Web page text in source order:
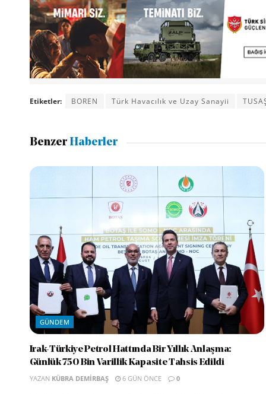
Etiketler: BOREN Türk Havacılık ve Uzay Sanayii
BenzerHaberler
GÜNDEM
Irak-Türkiye Petrol Hattında Bir Yıllık Anlaşma:
Günlük 750 Bin Varillik Kapasite Tahsis Edildi
YAZAN KÜBRA DEMIRBAŞ 6 GÜN ÖNCE 0